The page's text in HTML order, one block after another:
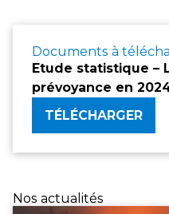
Documents à
Etude statistique –
prévoyance en
TÉLÉCHARGER
Nos actualités